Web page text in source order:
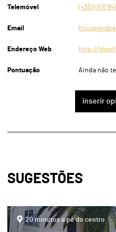
Telemóvel (+351) 918
Email
Endereço Web http://
Pontuação Ainda não
inserir
SUGESTÕES
page
20 minutos a pé do centro